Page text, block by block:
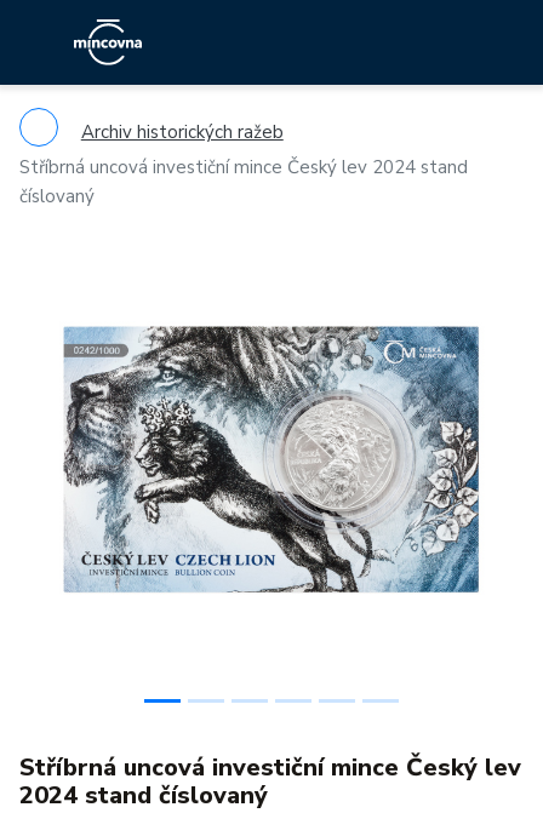
Archiv historických ražeb
Stříbrná uncová investiční mince Český lev 2024 stand
číslovaný
Previous
Stříbrná uncová investiční mince Český lev
2024 stand číslovaný